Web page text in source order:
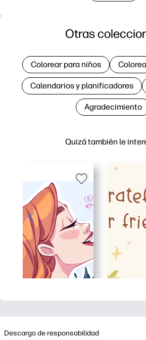
Quizá también le
Otras
Colorear para niños
Calendarios y planificadores
Agradecimiento
Descargo de responsabilidad